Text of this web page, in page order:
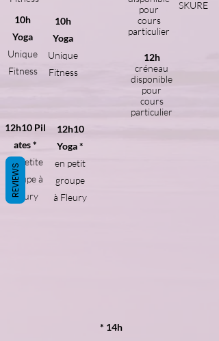
Wed.,
July 6
The
Roxy,
San
Francisco
10h
Yoga
Unique
Fitness
10h
Yoga
Unique
Fitness
pour
cours
particulier
SKURE
12h
créneau
disponible
pour
cours
particulier
12h10 Pil
ates *
en petite
groupe à
Fleury
12h10
Yoga *
en petit
groupe
à Fleury
* 14h
REVIEWS